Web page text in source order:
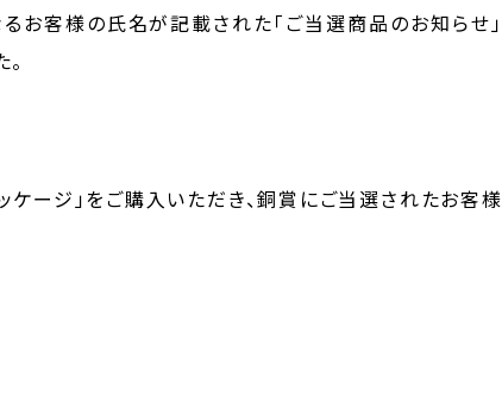
お客様の氏名が記載された「ご当選商品のお知らせ」
ージ」をご購入いただき、銅賞にご当選されたお客様